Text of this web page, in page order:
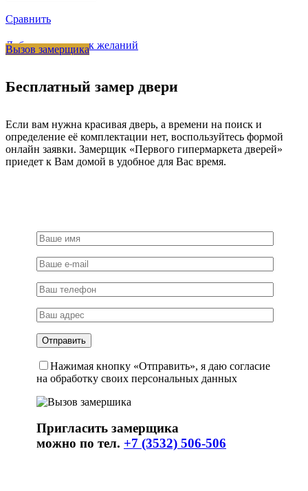
Сравнить
Добавить в список желаний
Вызов замерщика
Бесплатный замер двери
Если вам нужна красивая дверь, а времени на поиск и
определение её комплектации нет, воспользуйтесь формой
онлайн заявки. Замерщик «Первого гипермаркета дверей»
приедет к Вам домой в удобное для Вас время.
Нажимая кнопку «Отправить», я даю согласие
на обработку своих персональных данных
Пригласить замерщика
можно по тел. +7 (3532) 506-506